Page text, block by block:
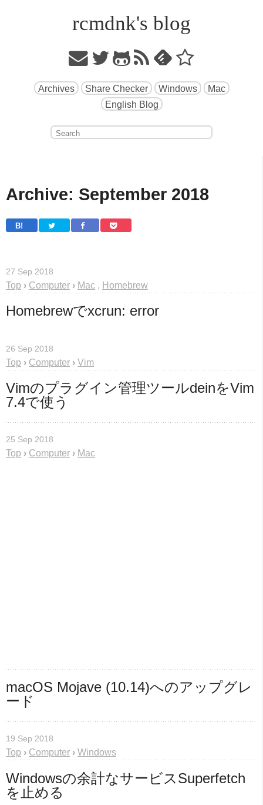
rcmdnk's blog
Archives Share Checker Windows
Mac
English Blog
Archive: September 2018
B!
27 Sep 2018
Top › Computer › Mac , Homebrew
Homebrewでxcrun: error
26 Sep 2018
Top › Computer › Vim
Vimのプラグイン管理ツールdeinをVim
7.4で使う
25 Sep 2018
Top › Computer › Mac
macOS Mojave (10.14)へのアップグレ
ード
19 Sep 2018
Top › Computer › Windows
Windowsの余計なサービスSuperfetch
を止める